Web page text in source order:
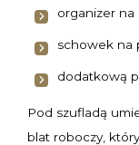
organizer
schowek na
dodatkową
Pod szufladą
blat roboczy,